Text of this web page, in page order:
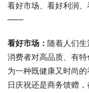
看好市场、看好利润
——
看好市场： 随着人们
消费者对高品质、有
为一种既健康又时尚
日庆祝还是商务馈赠